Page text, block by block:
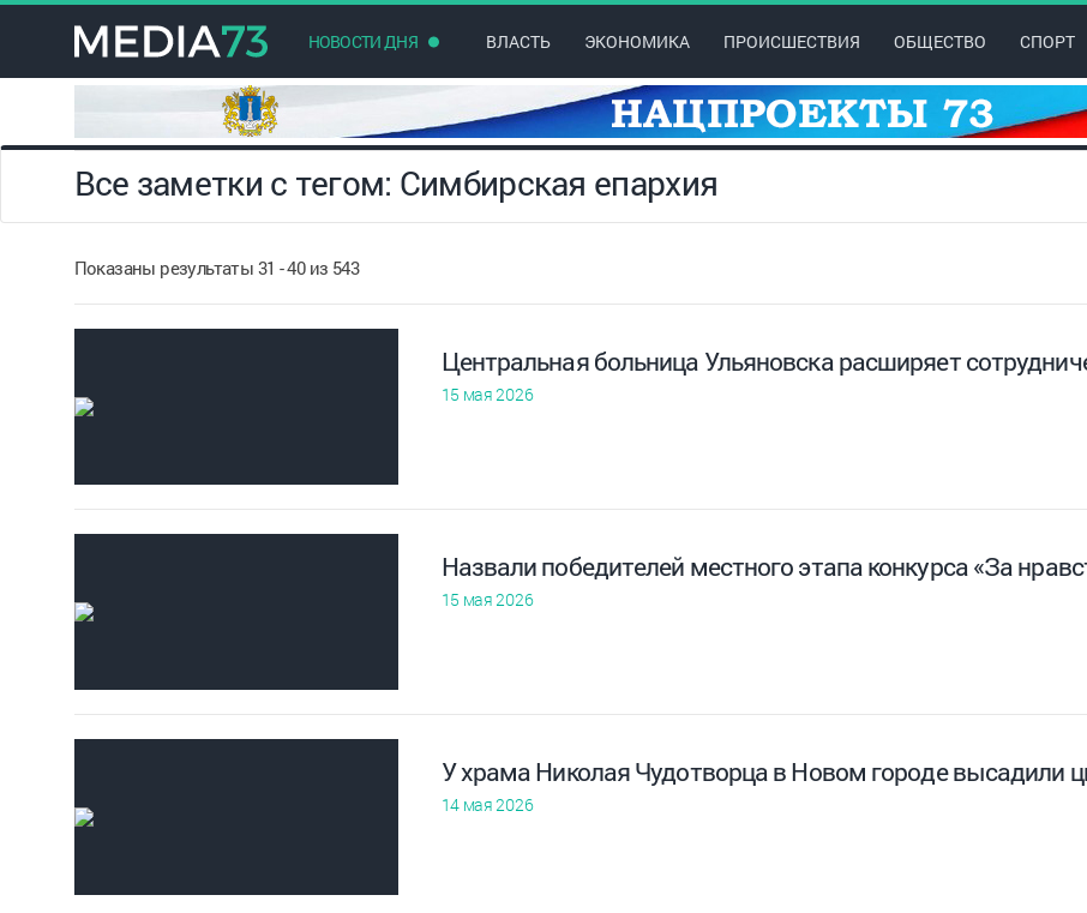
НОВОСТИ ДНЯ ВЛАСТЬ ЭКОНОМИКА ПРОИСШЕСТВИЯ ОБЩЕСТВО СПОРТ
Все заметки с тегом: Симбирская епархия
Показаны результаты 31 - 40 из 543
Центральная больница Ульяновска расширяет
15 мая 2026
Назвали победителей местного этапа конкурса «За
15 мая 2026
У храма Николая Чудотворца в Новом городе высадили
14 мая 2026